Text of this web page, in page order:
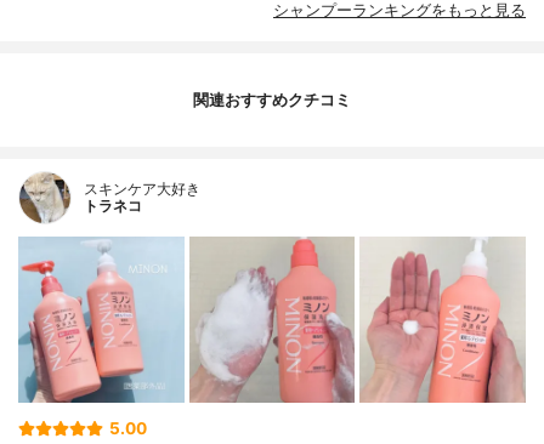
シャンプーランキングをもっと見る
関連おすすめクチコミ
スキンケア大好き
トラネコ
5.00